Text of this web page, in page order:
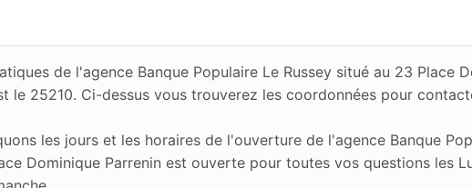
de l'agence Banque Populaire Le Russey situé au 23 Place
le 25210. Ci-dessus vous trouverez les coordonnées pour
les jours et les horaires de l'ouverture de l'agence Banque
Dominique Parrenin est ouverte pour toutes vos questions les